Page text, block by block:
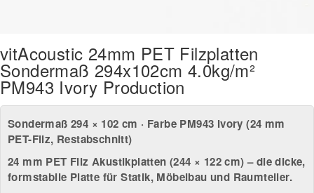
vitAcoustic 24mm PET Filzplatten
Sondermaß 294x102cm 4.0kg/m²
PM943 Ivory Production
Sondermaß 294 × 102 cm · Farbe PM943 Ivory (24 mm
PET-Filz, Restabschnitt)
24 mm PET Filz Akustikplatten (244 × 122 cm) – die dicke,
formstabile Platte für Statik, Möbelbau und Raumteiler.